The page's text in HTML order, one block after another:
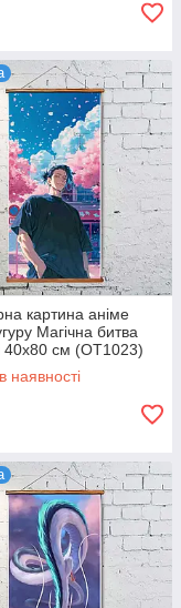
картина аніме
Магічна битва
40x80 см (OT1023)
наявності